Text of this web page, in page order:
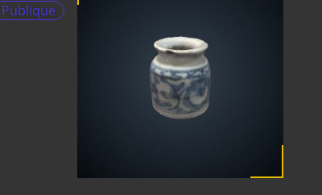
Publique